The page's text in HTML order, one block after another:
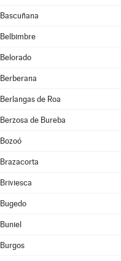
Bascuñana
Belbimbre
Belorado
Berberana
Berlangas de Roa
Berzosa de Bureba
Bozoó
Brazacorta
Briviesca
Bugedo
Buniel
Burgos